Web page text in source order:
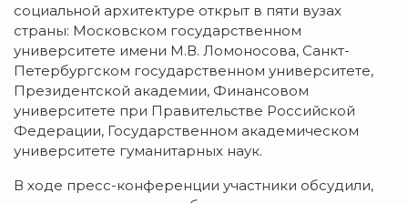
социальной архитектуре открыт в пяти вузах
страны: Московском государственном
университете имени М.В. Ломоносова, Санкт-
Петербургском государственном университете,
Президентской академии, Финансовом
университете при Правительстве Российской
Федерации, Государственном академическом
университете гуманитарных наук.
В ходе пресс-конференции участники обсудили,